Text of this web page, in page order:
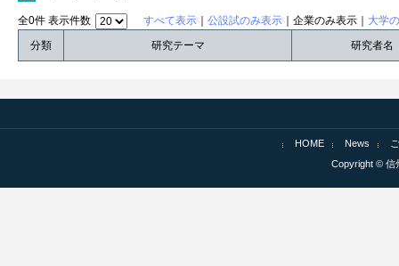
全0件 表示件数 すべて表示 公設試のみ表示 ｜企業のみ表示｜ 大学
分類
研究テーマ 研究者名
HOME News
Copyright © 信